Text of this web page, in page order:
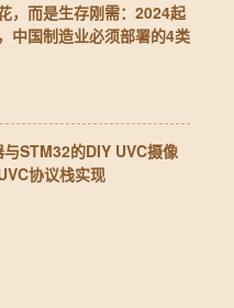
，而是生存刚需：2024起
中国制造业必须部署的4类
STM32的DIY UVC摄像
协议栈实现